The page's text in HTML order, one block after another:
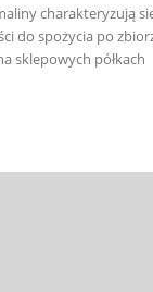
charakteryzują
do spożycia po
sklepowych półkach